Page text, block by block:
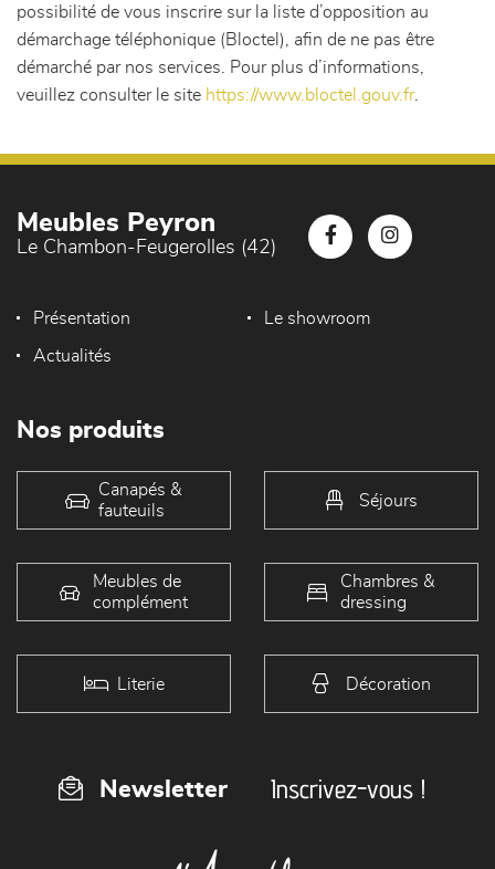
possibilité de vous inscrire sur la liste d’opposition au
démarchage téléphonique (Bloctel), afin de ne pas être
démarché par nos services. Pour plus d’informations,
veuillez consulter le site https://www.bloctel.gouv.fr.
Meubles Peyron
Le Chambon-Feugerolles (42)
Présentation Le showroom
Actualités
Nos produits
Canapés &
fauteuils
Séjours
Meubles de
complément
Chambres &
dressing
Literie Décoration
Newsletter Inscrivez-vous !